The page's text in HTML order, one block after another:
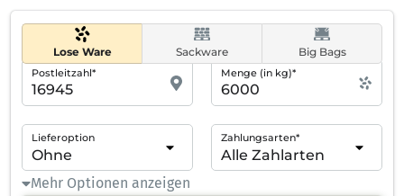
Lose Ware Sackware Big Bags
Postleitzahl* Menge (in kg)*
Lieferoption Zahlungsarten*
Mehr Optionen anzeigen